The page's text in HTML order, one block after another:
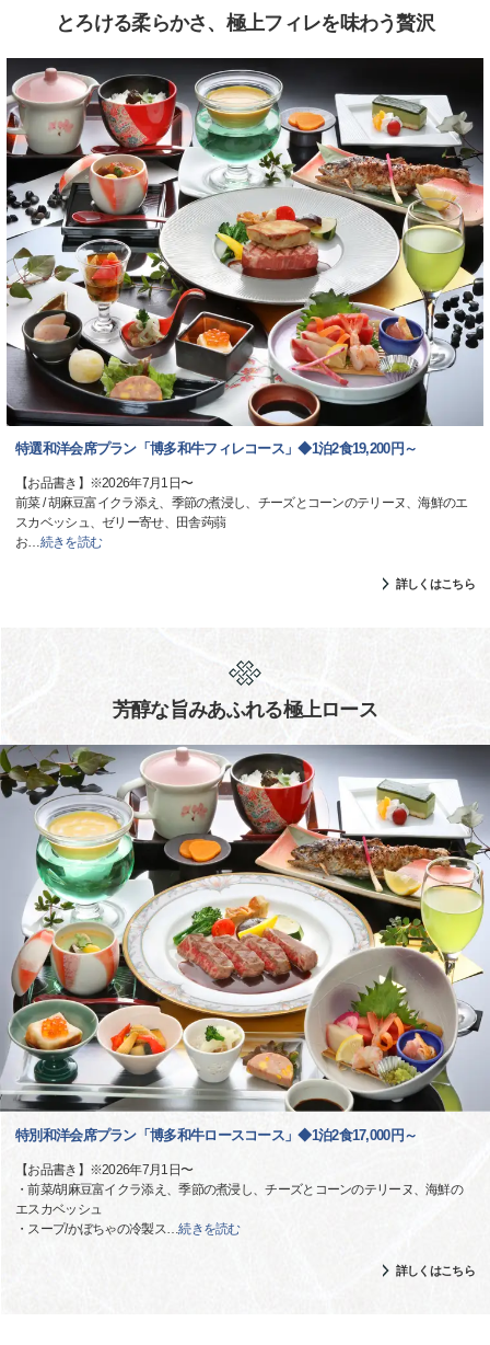
とろける柔らかさ、極上フィレを味わう贅沢
特選和洋会席プラン「博多和牛フィレコース」◆1泊2食19,200円～
【お品書き】※2026年7月1日〜
前菜 / 胡麻豆富イクラ添え、季節の煮浸し、チーズとコーンのテリーヌ、海鮮のエ
スカベッシュ、ゼリー寄せ、田舎蒟蒻
お…続きを読む
詳しくはこちら
芳醇な旨みあふれる極上ロース
特別和洋会席プラン「博多和牛ロースコース」◆1泊2食17,000円～
【お品書き】※2026年7月1日〜
・前菜/胡麻豆富イクラ添え、季節の煮浸し、チーズとコーンのテリーヌ、海鮮の
エスカベッシュ
・スープ/かぼちゃの冷製ス…続きを読む
詳しくはこちら